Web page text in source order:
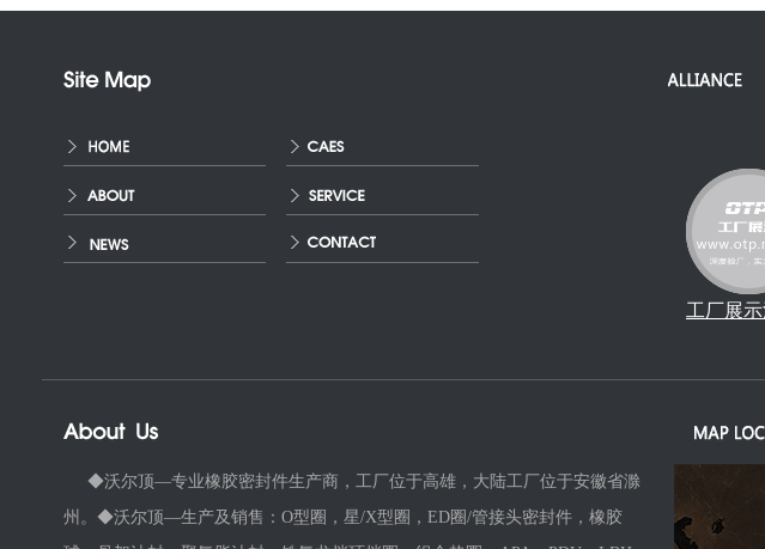
工厂展
◆沃尔顶—专业橡胶密封件生产商，工厂位于高雄，大陆工厂位于安徽省滁
州。◆沃尔顶—生产及销售：O型圈，星/X型圈，ED圈/管接头密封件，橡胶